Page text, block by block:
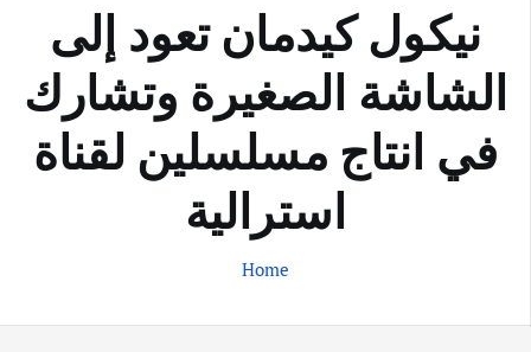
نيكول كيدمان تعود إلى
الشاشة الصغيرة وتشارك
في انتاج مسلسلين لقناة
استرالية
Home